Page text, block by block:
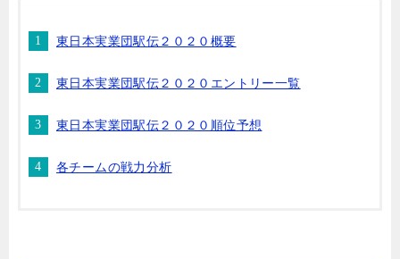
東日本実業団駅伝２０２０概要
東日本実業団駅伝２０２０エントリー一覧
東日本実業団駅伝２０２０順位予想
各チームの戦力分析